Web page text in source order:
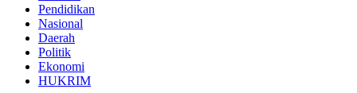
Pendidikan
Nasional
Daerah
Politik
Ekonomi
HUKRIM